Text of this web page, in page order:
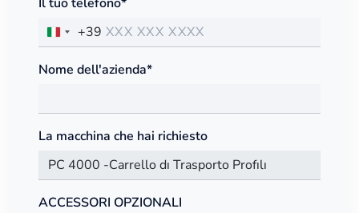
+39
Nome dell'azienda*
La macchina che hai richiesto
ACCESSORI OPZIONALI